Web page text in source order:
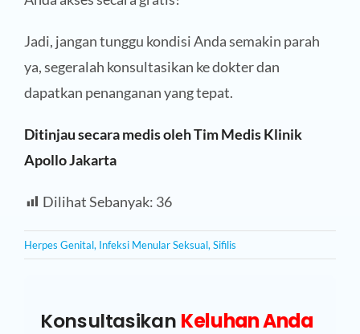
Jadi, jangan tunggu kondisi Anda semakin parah
ya, segeralah konsultasikan ke dokter dan
dapatkan penanganan yang tepat.
Ditinjau secara medis oleh Tim Medis Klinik
Apollo Jakarta
Dilihat Sebanyak: 36
Herpes Genital, Infeksi Menular Seksual, Sifilis
Konsultasikan Keluhan Anda